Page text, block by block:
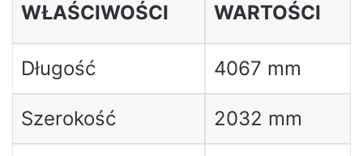
WŁAŚCIWOŚCI WARTOŚCI
Długość 4067 mm
Szerokość 2032 mm